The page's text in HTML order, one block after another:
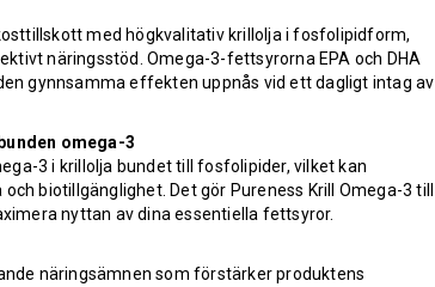
med högkvalitativ krillolja i fosfolipidform,
näringsstöd. Omega-3-fettsyrorna EPA och DHA
gynnsamma effekten uppnås vid ett dagligt intag av
omega-3
3 i krillolja bundet till fosfolipider, vilket kan
biotillgänglighet. Det gör Pureness Krill Omega-3 till
nyttan av dina essentiella fettsyror.
näringsämnen som förstärker produktens